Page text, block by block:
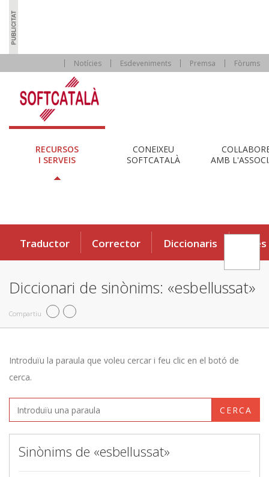
Notícies Esdeveniments Premsa Fòrums
RECURSOS
I SERVEIS
CONEIXEU
SOFTCATALÀ
AMB
Traductor Corrector Diccionaris Eines
Diccionari de sinònims: «esbellussat»
Compartiu
Introduïu la paraula que voleu cercar i feu clic en el botó de
cerca.
CERCA
Sinònims de «esbellussat»